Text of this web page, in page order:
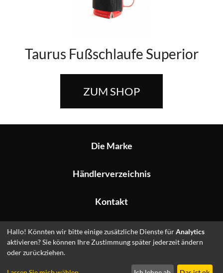
Taurus Fußschlaufe Superior
ZUM SHOP
Die Marke
Händlerverzeichnis
Kontakt
Impressum
Hallo! Könnten wir bitte einige zusätzliche Dienste fürAnalytics
aktivieren? Sie können Ihre Zustimmung später jederzeit ändern
oder zurückziehen.